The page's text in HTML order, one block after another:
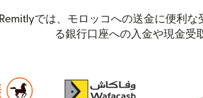
Remitlyでは、モロッコへの送金に便利
る銀行口座への入金や現金受